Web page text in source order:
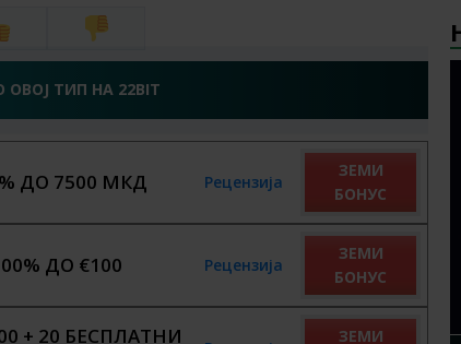
ОВОЈ ТИП НА 22BIT
ДО 7500 МКД Рецензија
ЗЕМИ
БОНУС
ДО €100 Рецензија
ЗЕМИ
БОНУС
+ 20 БЕСПЛАТНИ
ЗЕМИ